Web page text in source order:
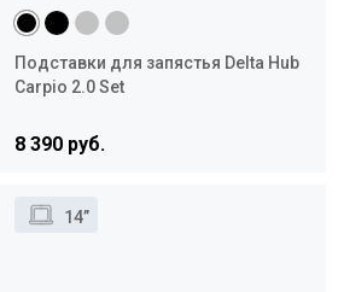
Подставки для запястья Delta Hub
Carpio 2.0 Set
8 390 руб.
14”